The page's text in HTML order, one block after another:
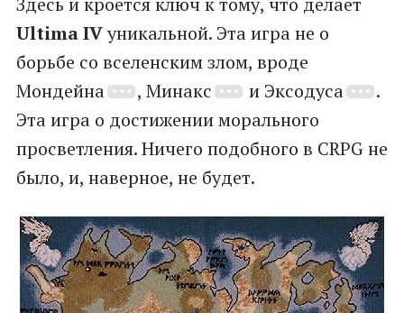
Ultima IVуникальной. Эта игра не о
борьбе со вселенским злом, вроде
Мондейна
, Минакс и Эксодуса
.
Эта игра о достижении морального
просветления. Ничего подобного в CRPG не
было, и, наверное, не будет.